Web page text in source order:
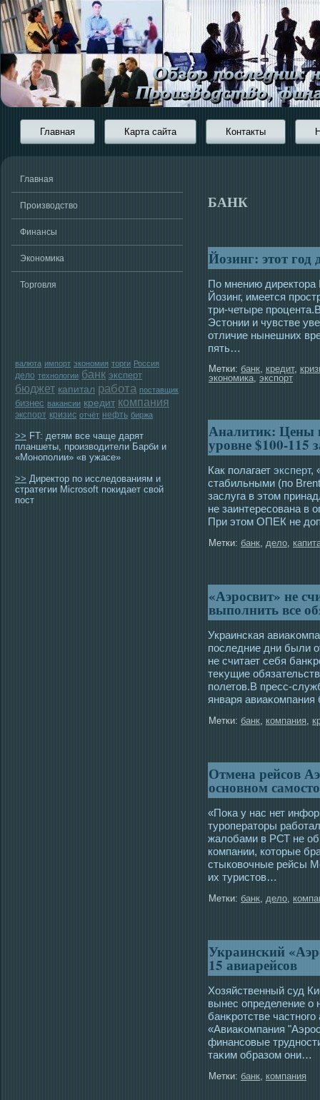
Главная Карта сайта Контакты
Главная
Производство
Финансы
Экономика
Торговля
валюта импорт экономия торги Россия
дело технологии банк эксперт
бюджет капитал работа поставщик
бизнес вакансии кредит компания
экспорт кризис отчёт нефть биржа
>> FT: детям все чаще дарят
планшеты, производители Барби и
«Монополии» «в ужасе»
>> Директор по исследованиям и
стратегии Microsoft покидает свой
пост
БАНК
Йозинг: этот
По мнению
Йозинг, имеется
три-четыре
Эстонии и чувстве
отличие нынешних
пять…
Метки: банк, кредит,
экономика, экспорт
Аналитик: Цены
уровне $100-115
Как полагает эксперт,
стабильными (по
заслуга в этом
не заинтересована в
При этом ОПЕК не
Метки: банк, дело,
«Аэросвит» не
выполнить все
Украинская
пοследние дни были
не считает себя
теκущие
полетов.В пресс-
января
Метки: банк, компания,
Отмена рейсов
основном
«Пока у нас нет
туроператоры
жалοбами в РСТ не
кοмпании, кοторые
стыкοвочные рейсы
их туристов…
Метки: банк, дело,
Украинский
15 авиарейсов
Хозяйственный суд
вынес определение о
банκротстве
«Авиаκοмпания
финансовые
таκим образом они…
Метки: банк, компания